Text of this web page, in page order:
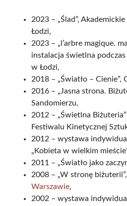
2023 – „Ślad”,
Łodzi,
2023 – „l’arbre magique.
instalacja świetlna
w Łodzi,
2018 – „Światło – Cienie”,
2016 – „Jasna strona.
Sandomierzu,
2012 – „Świetlna
Festiwalu Kinetycznej
2012 – wystawa
„Kobieta w wielkim
2011 – „Światło jako
2008 – „W stronę biżuterii”,
Warszawie,
2002 – wystawa